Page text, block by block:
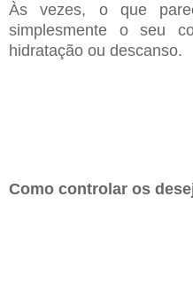
Às vezes, o que
simplesmente o seu
hidratação ou descanso.
Como controlar os